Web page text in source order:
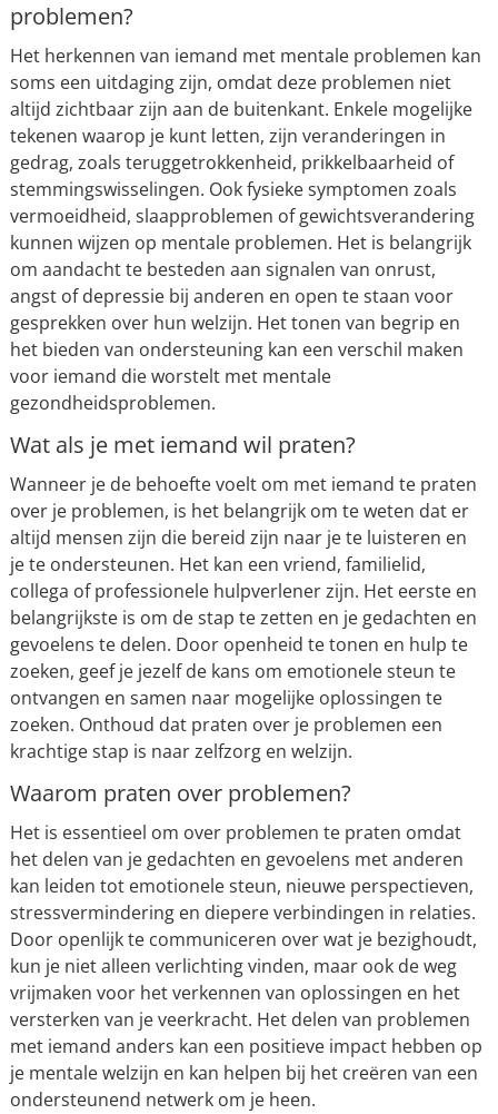
problemen?
Het herkennen van iemand met mentale problemen kan
soms een uitdaging zijn, omdat deze problemen niet
altijd zichtbaar zijn aan de buitenkant. Enkele mogelijke
tekenen waarop je kunt letten, zijn veranderingen in
gedrag, zoals teruggetrokkenheid, prikkelbaarheid of
stemmingswisselingen. Ook fysieke symptomen zoals
vermoeidheid, slaapproblemen of gewichtsverandering
kunnen wijzen op mentale problemen. Het is belangrijk
om aandacht te besteden aan signalen van onrust,
angst of depressie bij anderen en open te staan voor
gesprekken over hun welzijn. Het tonen van begrip en
het bieden van ondersteuning kan een verschil maken
voor iemand die worstelt met mentale
gezondheidsproblemen.
Wat als je met iemand wil praten?
Wanneer je de behoefte voelt om met iemand te praten
over je problemen, is het belangrijk om te weten dat er
altijd mensen zijn die bereid zijn naar je te luisteren en
je te ondersteunen. Het kan een vriend, familielid,
collega of professionele hulpverlener zijn. Het eerste en
belangrijkste is om de stap te zetten en je gedachten en
gevoelens te delen. Door openheid te tonen en hulp te
zoeken, geef je jezelf de kans om emotionele steun te
ontvangen en samen naar mogelijke oplossingen te
zoeken. Onthoud dat praten over je problemen een
krachtige stap is naar zelfzorg en welzijn.
Waarom praten over problemen?
Het is essentieel om over problemen te praten omdat
het delen van je gedachten en gevoelens met anderen
kan leiden tot emotionele steun, nieuwe perspectieven,
stressvermindering en diepere verbindingen in relaties.
Door openlijk te communiceren over wat je bezighoudt,
kun je niet alleen verlichting vinden, maar ook de weg
vrijmaken voor het verkennen van oplossingen en het
versterken van je veerkracht. Het delen van problemen
met iemand anders kan een positieve impact hebben op
je mentale welzijn en kan helpen bij het creëren van een
ondersteunend netwerk om je heen.